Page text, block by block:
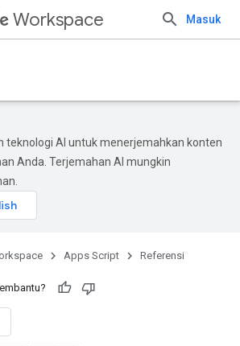
Workspace Masuk
teknologi AI untuk menerjemahkan konten
Anda. Terjemahan AI mungkin
Apps Script Referensi